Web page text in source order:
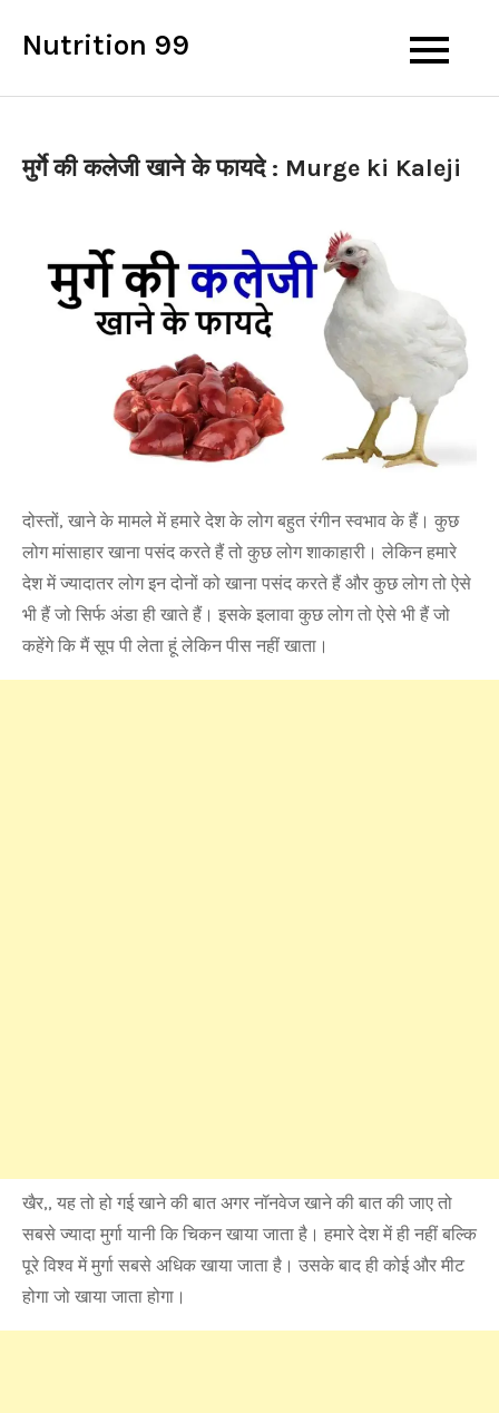
Nutrition 99
मुर्गे की कलेजी खाने के फायदे : Murge ki Kaleji
दोस्तों, खाने के मामले में हमारे देश के लोग बहुत रंगीन स्वभाव के हैं। कुछ
लोग मांसाहार खाना पसंद करते हैं तो कुछ लोग शाकाहारी। लेकिन हमारे
देश में ज्यादातर लोग इन दोनों को खाना पसंद करते हैं और कुछ लोग तो ऐसे
भी हैं जो सिर्फ अंडा ही खाते हैं। इसके इलावा कुछ लोग तो ऐसे भी हैं जो
कहेंगे कि मैं सूप पी लेता हूं लेकिन पीस नहीं खाता।
खैर,, यह तो हो गई खाने की बात अगर नॉनवेज खाने की बात की जाए तो
सबसे ज्यादा मुर्गा यानी कि चिकन खाया जाता है। हमारे देश में ही नहीं बल्कि
पूरे विश्व में मुर्गा सबसे अधिक खाया जाता है। उसके बाद ही कोई और मीट
होगा जो खाया जाता होगा।